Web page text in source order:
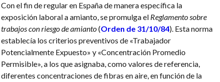
Con el fin de regular en España de manera específica la
exposición laboral a amianto, se promulga el Reglamento sobre
trabajos con riesgo de amianto(Orden de 31/10/84). Esta norma
establecía los criterios preventivos de «Trabajador
Potencialmente Expuesto» y «Concentración Promedio
Permisible», a los que asignaba, como valores de referencia,
diferentes concentraciones de fibras en aire, en función de la